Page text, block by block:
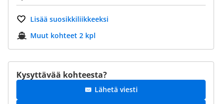
Lisää suosikkiliikkeeksi
Muut kohteet 2 kpl
Kysyttävää kohteesta?
Lähetä viesti